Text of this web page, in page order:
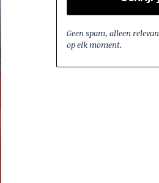
Geen spam, alleen
op elk moment.